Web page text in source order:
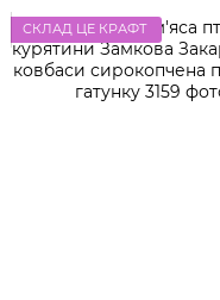
СКЛАД ЦЕ КРАФТ